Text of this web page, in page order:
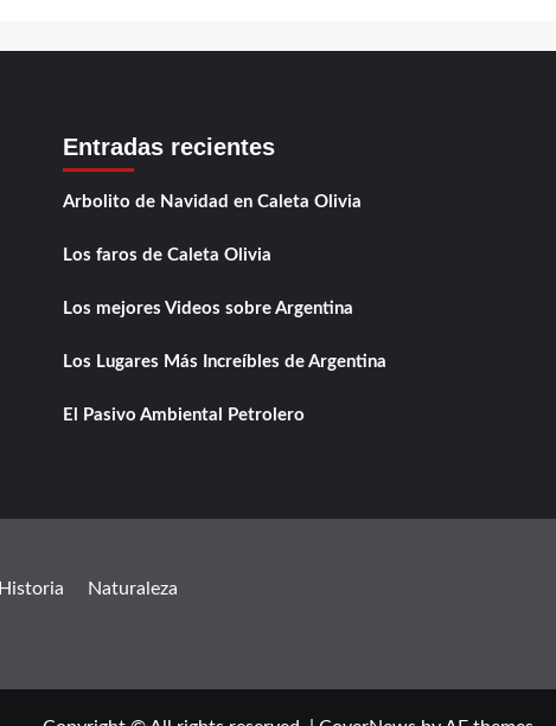
Entradas recientes
Arbolito de Navidad en Caleta Olivia
Los faros de Caleta Olivia
Los mejores Videos sobre Argentina
Los Lugares Más Increíbles de Argentina
El Pasivo Ambiental Petrolero
Historia
Naturaleza